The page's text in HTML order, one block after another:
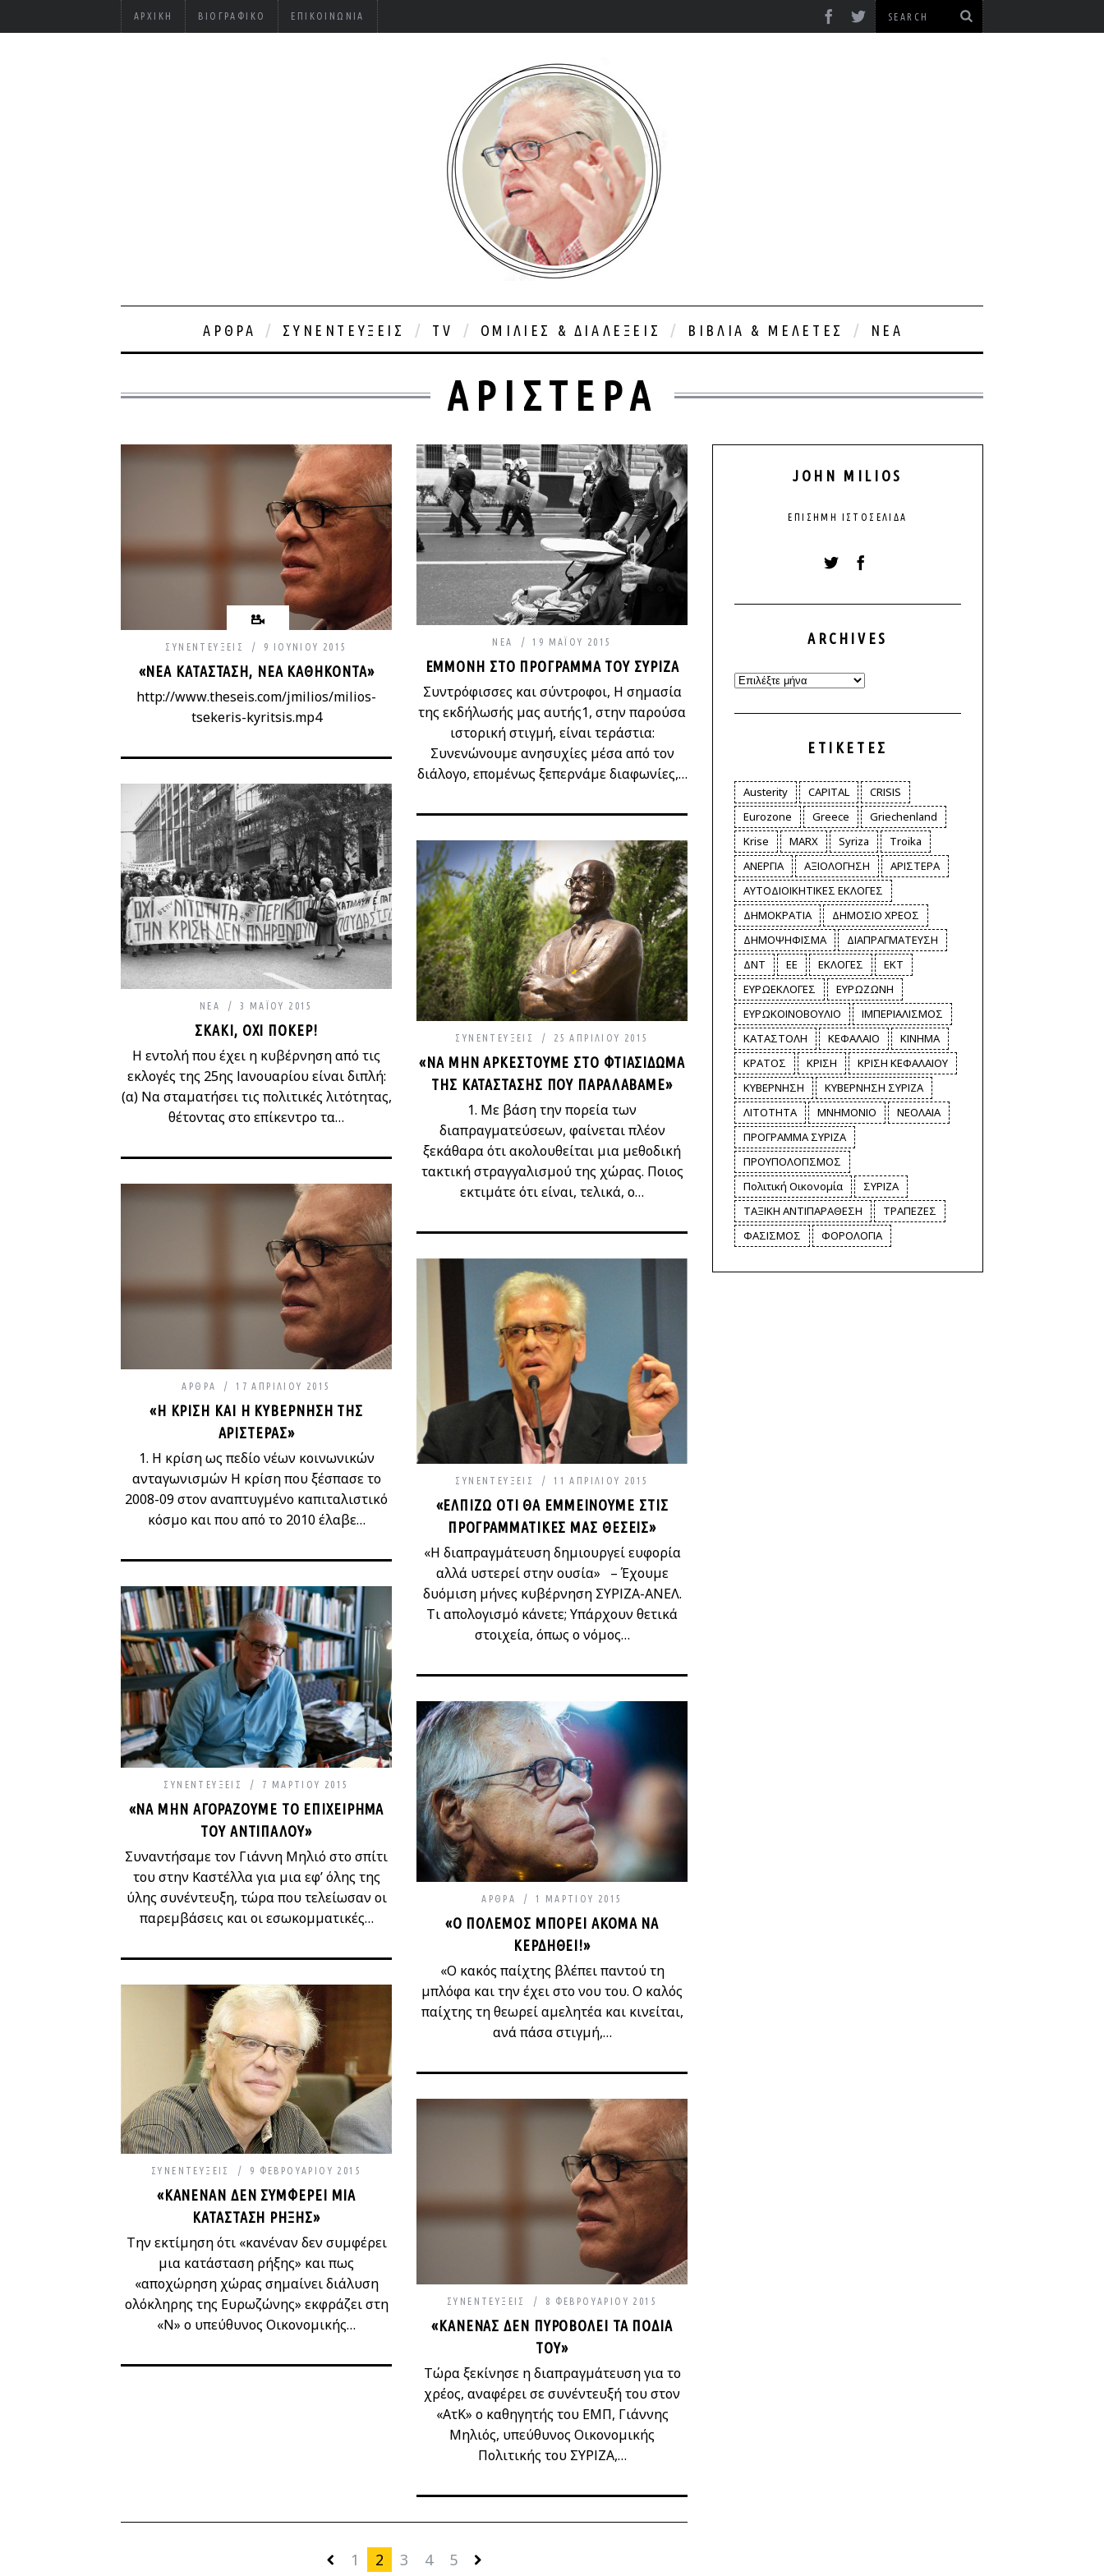
ΑΡΧΙΚΉ ΒΙΟΓΡΑΦΙΚΌ ΕΠΙΚΟΙΝΩΝΊΑ
ΆΡΘΡΑ ΣΥΝΕΝΤΕΎΞΕΙΣ TV ΟΜΙΛΊΕΣ & ΔΙΑΛΈΞΕΙΣ ΒΙΒΛΊΑ & ΜΕΛΈΤΕΣ ΝΈΑ
ΑΡΙΣΤΕΡΑ
ΣΥΝΕΝΤΕΎΞΕΙΣ 9 ΙΟΥΝΊΟΥ 2015
«ΝΈΑ ΚΑΤΆΣΤΑΣΗ, ΝΈΑ ΚΑΘΉΚΟΝΤΑ»
http://www.theseis.com/jmilios/milios-
tsekeris-kyritsis.mp4
ΝΈΑ 19 ΜΑΪ́ΟΥ 2015
ΕΜΜΟΝΉ ΣΤΟ ΠΡΌΓΡΑΜΜΑ ΤΟΥ ΣΥΡΙΖΑ
Συντρόφισσες και σύντροφοι, Η σημασία
της εκδήλωσής μας αυτής1, στην παρούσα
ιστορική στιγμή, είναι τεράστια:
Συνενώνουμε ανησυχίες μέσα από τον
διάλογο, επομένως ξεπερνάμε διαφωνίες,…
ΝΈΑ 3 ΜΑΪ́ΟΥ 2015
ΣΚΆΚΙ, ΌΧΙ ΠΌΚΕΡ!
Η εντολή που έχει η κυβέρνηση από τις
εκλογές της 25ης Ιανουαρίου είναι διπλή:
(α) Να σταματήσει τις πολιτικές λιτότητας,
θέτοντας στο επίκεντρο τα…
ΣΥΝΕΝΤΕΎΞΕΙΣ 25 ΑΠΡΙΛΊΟΥ 2015
«ΝΑ ΜΗΝ ΑΡΚΕΣΤΟΎΜΕ ΣΤΟ ΦΤΙΑΣΊΔΩΜΑ
ΤΗΣ ΚΑΤΆΣΤΑΣΗΣ ΠΟΥ ΠΑΡΑΛΆΒΑΜΕ»
1. Με βάση την πορεία των
διαπραγματεύσεων, φαίνεται πλέον
ξεκάθαρα ότι ακολουθείται μια μεθοδική
τακτική στραγγαλισμού της χώρας. Ποιος
εκτιμάτε ότι είναι, τελικά, ο…
ΆΡΘΡΑ 17 ΑΠΡΙΛΊΟΥ 2015
«Η ΚΡΊΣΗ ΚΑΙ Η ΚΥΒΈΡΝΗΣΗ ΤΗΣ
ΑΡΙΣΤΕΡΆΣ»
1. Η κρίση ως πεδίο νέων κοινωνικών
ανταγωνισμών Η κρίση που ξέσπασε το
2008-09 στον αναπτυγμένο καπιταλιστικό
κόσμο και που από το 2010 έλαβε…
ΣΥΝΕΝΤΕΎΞΕΙΣ 11 ΑΠΡΙΛΊΟΥ 2015
«ΕΛΠΊΖΩ ΌΤΙ ΘΑ ΕΜΜΕΊΝΟΥΜΕ ΣΤΙΣ
ΠΡΟΓΡΑΜΜΑΤΙΚΈΣ ΜΑΣ ΘΈΣΕΙΣ»
«Η διαπραγμάτευση δημιουργεί ευφορία
αλλά υστερεί στην ουσία» – Έχουμε
δυόμιση μήνες κυβέρνηση ΣΥΡΙΖΑ-ΑΝΕΛ.
Τι απολογισμό κάνετε; Υπάρχουν θετικά
στοιχεία, όπως ο νόμος…
ΣΥΝΕΝΤΕΎΞΕΙΣ 7 ΜΑΡΤΊΟΥ 2015
«ΝΑ ΜΗΝ ΑΓΟΡΆΖΟΥΜΕ ΤΟ ΕΠΙΧΕΊΡΗΜ
Α ΤΟΥ ΑΝΤΙΠΆΛΟΥ»
Συναντήσαμε τον Γιάννη Μηλιό στο σπίτι
του στην Καστέλλα για μια εφ’ όλης της
ύλης συνέντευξη, τώρα που τελείωσαν οι
παρεμβάσεις και οι εσωκομματικές…
ΆΡΘΡΑ 1 ΜΑΡΤΊΟΥ 2015
«Ο ΠΌΛΕΜΟΣ ΜΠΟΡΕΊ ΑΚΌΜΑ ΝΑ
ΚΕΡΔΗΘΕΊ!»
«Ο κακός παίχτης βλέπει παντού τη
μπλόφα και την έχει στο νου του. Ο καλός
παίχτης τη θεωρεί αμελητέα και κινείται,
ανά πάσα στιγμή,…
ΣΥΝΕΝΤΕΎΞΕΙΣ 9 ΦΕΒΡΟΥΑΡΊΟΥ 2015
«ΚΑΝΈΝΑΝ ΔΕΝ ΣΥΜΦΈΡΕΙ ΜΙΑ
ΚΑΤΆΣΤΑΣΗ ΡΉΞΗΣ»
Την εκτίμηση ότι «κανέναν δεν συμφέρει
μια κατάσταση ρήξης» και πως
«αποχώρηση χώρας σημαίνει διάλυση
ολόκληρης της Ευρωζώνης» εκφράζει στη
«Ν» ο υπεύθυνος Οικονομικής…
ΣΥΝΕΝΤΕΎΞΕΙΣ 8 ΦΕΒΡΟΥΑΡΊΟΥ 2015
«ΚΑΝΈΝΑΣ ΔΕΝ ΠΥΡΟΒΟΛΕΊ ΤΑ ΠΌΔΙΑ
ΤΟΥ»
Τώρα ξεκίνησε η διαπραγμάτευση για το
χρέος, αναφέρει σε συνέντευξή του στον
«ΑτΚ» ο καθηγητής του ΕΜΠ, Γιάννης
Μηλιός, υπεύθυνος Οικονομικής
Πολιτικής του ΣΥΡΙΖΑ,…
1 2 3 4 5
JOHN MILIOS
ΕΠΊΣΗΜΗ ΙΣΤΟΣΕΛΊΔΑ
ARCHIVES
Archives
ΕΤΙΚΈΤΕΣ
Austerity CAPITAL
CRISIS
Eurozone
Greece
Griechenland
Krise
MARX Syriza
Troika
ΑΝΕΡΓΙΑ
ΑΞΙΟΛΟΓΗΣΗ
ΑΡΙΣΤΕΡΑ
ΑΥΤΟΔΙΟΙΚΗΤΙΚΕΣ ΕΚΛΟΓΕΣ
ΔΗΜΟΚΡΑΤΙΑ
ΔΗΜΟΣΙΟ ΧΡΕΟΣ
ΔΗΜΟΨΗΦΙΣΜΑ
ΔΙΑΠΡΑΓΜΑΤΕΥΣΗ
ΔΝΤ
ΕΕ ΕΚΛΟΓΕΣ
ΕΚΤ
ΕΥΡΩΕΚΛΟΓΕΣ
ΕΥΡΩΖΩΝΗ
ΕΥΡΩΚΟΙΝΟΒΟΥΛΙΟ
ΙΜΠΕΡΙΑΛΙΣΜΟΣ
ΚΑΤΑΣΤΟΛΗ
ΚΕΦΑΛΑΙΟ
ΚΙΝΗΜΑ
ΚΡΑΤΟΣ
ΚΡΙΣΗ
ΚΡΙΣΗ ΚΕΦΑΛΑΙΟΥ
ΚΥΒΕΡΝΗΣΗ
ΚΥΒΕΡΝΗΣΗ ΣΥΡΙΖΑ
ΛΙΤΟΤΗΤΑ
ΜΝΗΜΟΝΙΟ
ΝΕΟΛΑΙΑ
ΠΡΟΓΡΑΜΜΑ ΣΥΡΙΖΑ
ΠΡΟΥΠΟΛΟΓΙΣΜΟΣ
Πολιτική Οικονομία
ΣΥΡΙΖΑ
ΤΑΞΙΚΗ ΑΝΤΙΠΑΡΑΘΕΣΗ
ΤΡΑΠΕΖΕΣ
ΦΑΣΙΣΜΟΣ
ΦΟΡΟΛΟΓΙΑ